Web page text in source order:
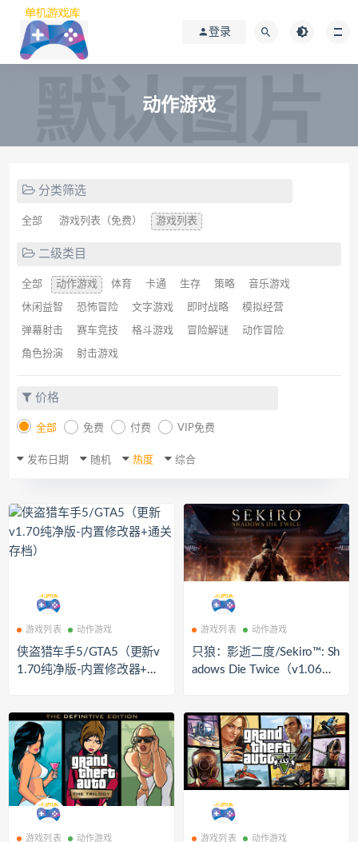
登录
动作游戏
分类筛选
全部 游戏列表（免费） 游戏列表
二级类目
全部 动作游戏 体育 卡通 生存 策略 音乐游戏
休闲益智 恐怖冒险 文字游戏 即时战略 模拟经营
弹幕射击 赛车竞技 格斗游戏 冒险解谜 动作冒险
角色扮演 射击游戏
价格
全部 免费 付费 VIP免费
发布日期 随机 热度 综合
游戏列表 动作游戏
侠盗猎车手5/GTA5（更新v
1.70纯净版-内置修改器+通
游戏列表 动作游戏
只狼：影逝二度/Sekiro™: Sh
adows Die Twice（v1.06年
游戏列表 动作游戏 游戏列表 动作游戏